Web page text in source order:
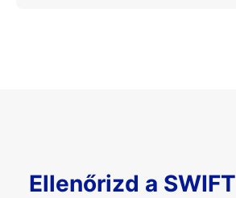
Ellenőrizd a